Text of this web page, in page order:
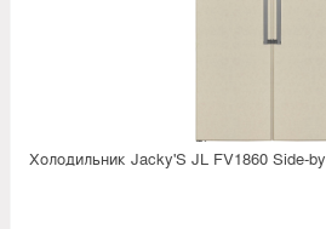
Холодильник Jacky'S JL FV1860 Side-